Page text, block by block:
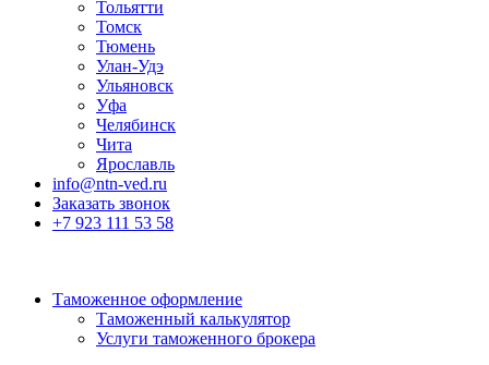
Тольятти
Томск
Тюмень
Улан-Удэ
Ульяновск
Уфа
Челябинск
Чита
Ярославль
info@ntn-ved.ru
Заказать звонок
+7 923 111 53 58
Таможенное оформление
Таможенный калькулятор
Услуги таможенного брокера